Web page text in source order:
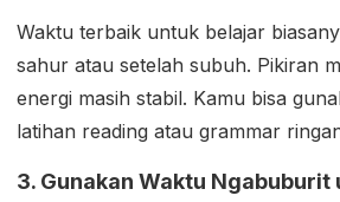
Waktu terbaik untuk belajar
sahur atau setelah subuh. Pikiran
energi masih stabil. Kamu bisa
latihan reading atau grammar
3. Gunakan Waktu Ngabuburit